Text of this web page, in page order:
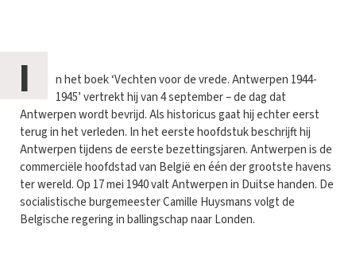
I
n het boek ‘Vechten voor de vrede. Antwerpen 1944-
1945’ vertrekt hij van 4 september – de dag dat
Antwerpen wordt bevrijd. Als historicus gaat hij echter eerst
terug in het verleden. In het eerste hoofdstuk beschrijft hij
Antwerpen tijdens de eerste bezettingsjaren. Antwerpen is de
commerciële hoofdstad van België en één der grootste havens
ter wereld. Op 17 mei 1940 valt Antwerpen in Duitse handen. De
socialistische burgemeester Camille Huysmans volgt de
Belgische regering in ballingschap naar Londen.